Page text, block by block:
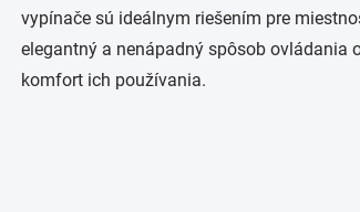
vypínače sú ideálnym riešením pre
elegantný a nenápadný spôsob ovládania
komfort ich používania.